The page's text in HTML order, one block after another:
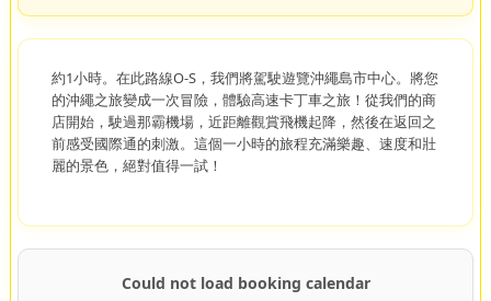
約1小時。在此路線O-S，我們將駕駛遊覽沖繩島市中心。將您
的沖繩之旅變成一次冒險，體驗高速卡丁車之旅！從我們的商
店開始，駛過那霸機場，近距離觀賞飛機起降，然後在返回之
前感受國際通的刺激。這個一小時的旅程充滿樂趣、速度和壯
麗的景色，絕對值得一試！
Could not load booking calendar